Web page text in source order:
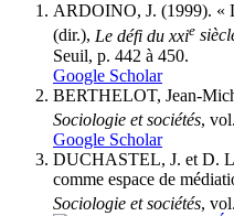
ARDOINO, J. (1999). «
(dir.), Le défi du xxie
Seuil, p. 442 à 450.
Google Scholar
BERTHELOT, Jean-
Sociologie et sociétés,
Google Scholar
DUCHASTEL, J. et D.
comme espace de
Sociologie et sociétés,